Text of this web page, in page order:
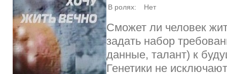
В ролях:
Нет
Сможет ли человек
задать набор
данные, талант) к
Генетики не